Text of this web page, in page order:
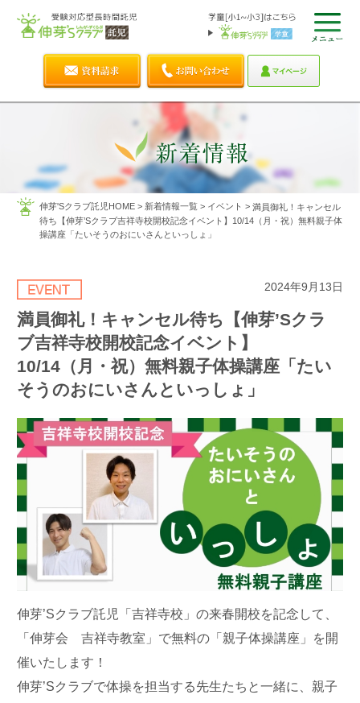
伸芽'Sクラブ託児HOME> 新着情報一覧> イベント > 満員御礼！キャンセル
待ち【伸芽’Sクラブ吉祥寺校開校記念イベント】10/14（月・祝）無料親子体
操講座「たいそうのおにいさんといっしょ」
2024年9月13日
満員御礼！キャンセル待ち【伸芽’Sクラ
ブ吉祥寺校開校記念イベント】
10/14（月・祝）無料親子体操講座「たい
そうのおにいさんといっしょ」
伸芽’Sクラブ託児「吉祥寺校」の来春開校を記念して、
「伸芽会 吉祥寺教室」で無料の「親子体操講座」を開
催いたします！
伸芽’Sクラブで体操を担当する先生たちと一緒に、親子